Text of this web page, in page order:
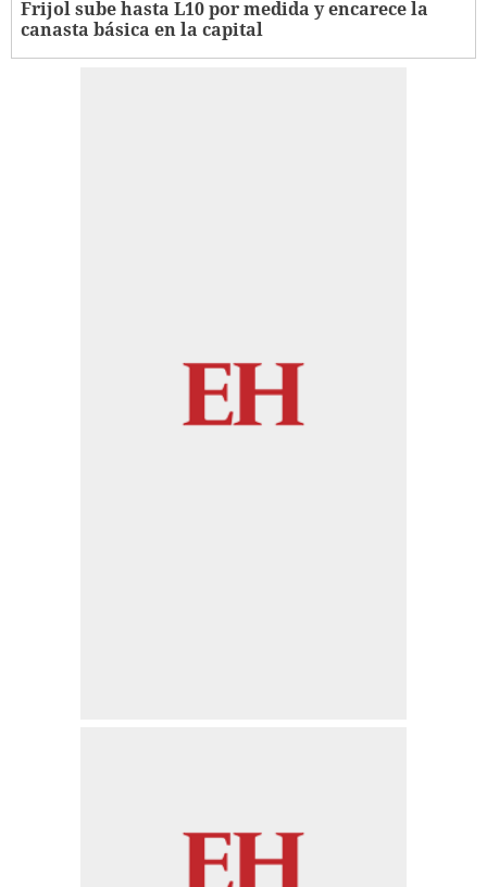
Frijol sube hasta L10 por medida y encarece la
canasta básica en la capital